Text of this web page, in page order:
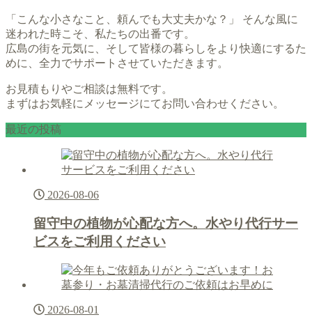
「こんな小さなこと、頼んでも大丈夫かな？」 そんな風に
迷われた時こそ、私たちの出番です。
広島の街を元気に、そして皆様の暮らしをより快適にするた
めに、全力でサポートさせていただきます。
お見積もりやご相談は無料です。
まずはお気軽にメッセージにてお問い合わせください。
最近の投稿
2026-08-06
留守中の植物が心配な方へ。水やり代行サー
ビスをご利用ください
2026-08-01